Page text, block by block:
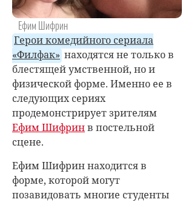
Ефим Шифрин
Герои комедийного сериала
«Филфак» находятся не только в
блестящей умственной, но и
физической форме. Именно ее в
следующих сериях
продемонстрирует зрителям
Ефим Шифринв постельной
сцене.
Ефим Шифрин находится в
форме, которой могут
позавидовать многие студенты